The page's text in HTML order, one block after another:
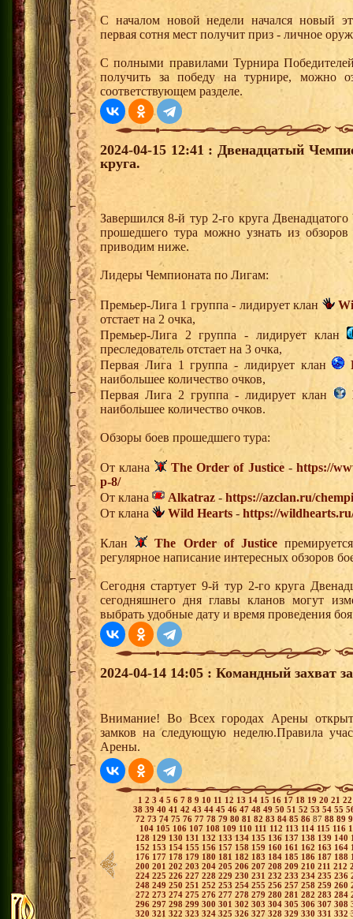
С началом новой недели начался новый
первая сотня мест получит приз - личное
С полными правилами Турнира
получить за победу на турнире, можно
соответствующем разделе.
2024-04-15 12:41 : Двенадцатый
круга.
Завершился 8-й тур 2-го круга
прошедшего тура можно узнать из
приводим ниже.
Лидеры Чемпионата по Лигам:
Премьер-Лига 1 группа - лидирует клан
отстает на 2 очка,
Премьер-Лига 2 группа - лидирует клан
преследователь отстает на 3 очка,
Первая Лига 1 группа - лидирует клан
наибольшее количество очков,
Первая Лига 2 группа - лидирует клан
наибольшее количество очков.
Обзоры боев прошедшего тура:
От клана The Order of Justice- https://
p-8/
От клана
Alkatraz - https://azclan.ru/
От клана
Wild Hearts - https://
Клан The Order of Justice
регулярное написание интересных обзоров
Сегодня стартует 9-й тур 2-го круга
сегодняшнего дня главы кланов могут
выбрать удобные дату и время проведения
2024-04-14 14:05 : Командный захват
Внимание! Во Всех городах Арены
замков на следующую неделю.Правила
Арены.
1 2 3 4 5 6 7 8 9 10 11 12 13 14 15 16 17 18 19 20 21
38 39 40 41 42 43 44 45 46 47 48 49 50 51 52 53 54 55
72 73 74 75 76 77 78 79 80 81 82 83 84 85 86 87 88 89
104 105 106 107 108 109 110 111 112 113 114 115 116
128 129 130 131 132 133134 135 136 137 138 139 140
152 153 154 155 156 157 158 159 160 161 162 163 164
176 177 178 179 180 181 182 183 184 185 186 187 188
200 201 202 203 204 205 206 207 208 209 210 211 212
224 225 226 227 228 229 230 231 232 233 234 235 236
248 249 250 251 252 253 254 255 256 257 258 259 260
272 273 274 275 276 277 278 279 280 281 282 283 284
296 297 298 299 300 301 302 303 304 305 306 307 308
320 321 322 323 324 325 326 327 328 329 330 331 332